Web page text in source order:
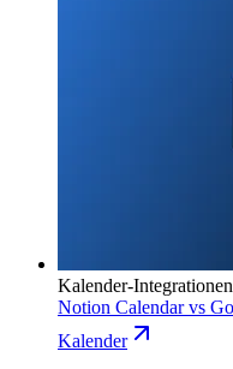
Kalender-Integrationen
Notion Calendar vs
Kalender